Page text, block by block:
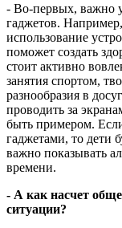
- Во-первых, важно
гаджетов.
использование
поможет создать
стоит активно
занятия спортом,
разнообразия в
проводить за
быть примером.
гаджетами, то дети
важно показывать
времени.
- А как насчет
ситуации?